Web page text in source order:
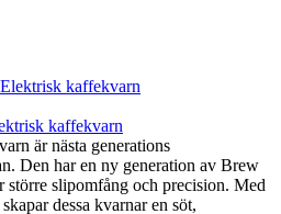
kaffekvarn
är nästa generations
Den har en ny generation av Brew
slipomfång och precision. Med
dessa kvarnar en söt,